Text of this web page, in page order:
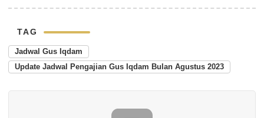
TAG
Jadwal Gus Iqdam
Update Jadwal Pengajian Gus Iqdam Bulan Agustus 2023